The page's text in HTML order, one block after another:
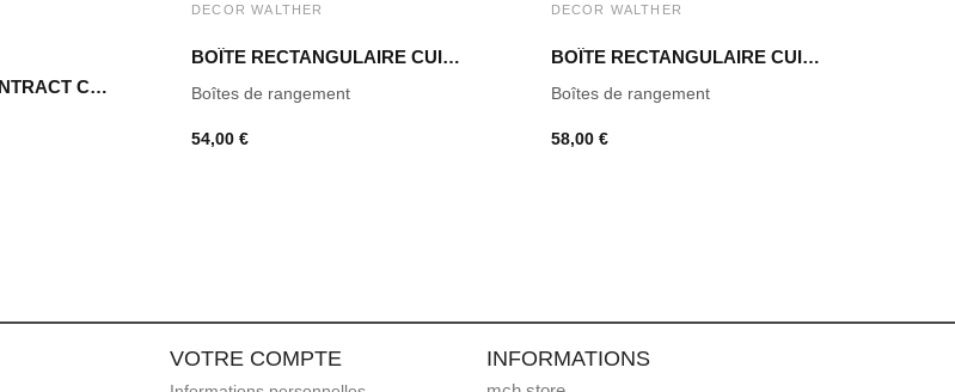
PATÈRE NOIRE CONTRACT CT HAK1 DECOR WALTHER
DECOR WALTHER
BOÎTE RECTANGULAIRE CUIR BLANC BROWNIE BOD2
Boîtes de rangement
54,00 €
DECOR WALTHER
BOÎTE RECTANGULAIRE CUIR NOIR BROWNIE BMD2
Boîtes de rangement
58,00 €
VOTRE COMPTE INFORMATIONS